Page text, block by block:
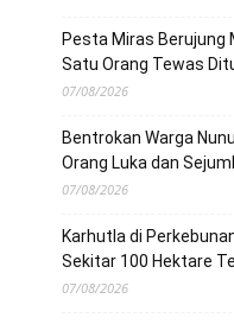
Pesta Miras Berujung
Satu Orang Tewas
07/08/2026
Bentrokan Warga
Orang Luka dan
07/08/2026
Karhutla di
Sekitar 100 Hektare
07/08/2026